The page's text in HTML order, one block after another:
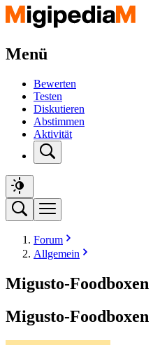
Menü
Bewerten
Testen
Diskutieren
Abstimmen
Aktivität
Forum
Allgemein
Migusto-Foodboxen
Migusto-Foodboxen